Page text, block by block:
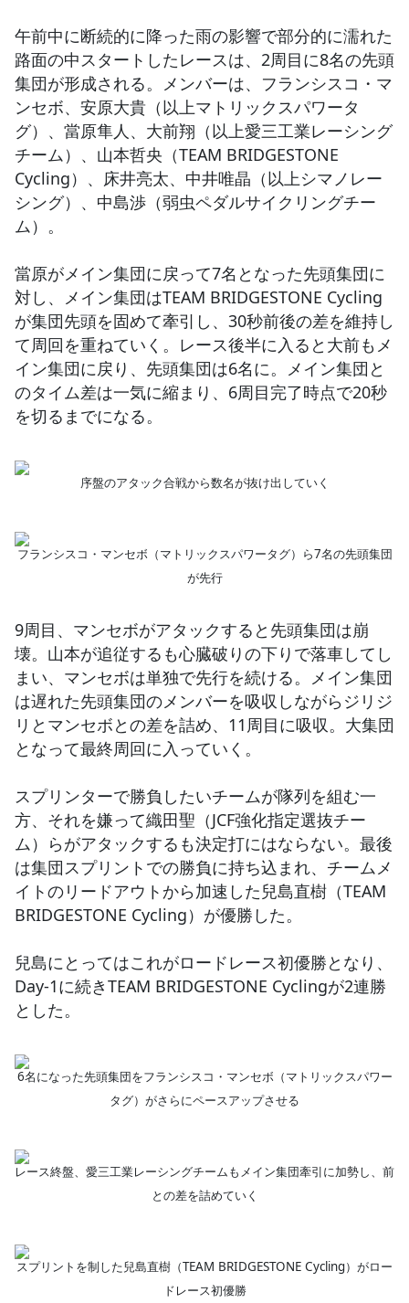
午前中に断続的に降った雨の影響で部分的に濡れた
路面の中スタートしたレースは、2周目に8名の先頭
集団が形成される。メンバーは、フランシスコ・マ
ンセボ、安原大貴（以上マトリックスパワータ
グ）、當原隼人、大前翔（以上愛三工業レーシング
チーム）、山本哲央（TEAM BRIDGESTONE
Cycling）、床井亮太、中井唯晶（以上シマノレー
シング）、中島渉（弱虫ペダルサイクリングチー
ム）。
當原がメイン集団に戻って7名となった先頭集団に
対し、メイン集団はTEAM BRIDGESTONE Cycling
が集団先頭を固めて牽引し、30秒前後の差を維持し
て周回を重ねていく。レース後半に入ると大前もメ
イン集団に戻り、先頭集団は6名に。メイン集団と
のタイム差は一気に縮まり、6周目完了時点で20秒
を切るまでになる。
序盤のアタック合戦から数名が抜け出していく
フランシスコ・マンセボ（マトリックスパワータグ）ら7名の先頭集団
が先行
9周目、マンセボがアタックすると先頭集団は崩
壊。山本が追従するも心臓破りの下りで落車してし
まい、マンセボは単独で先行を続ける。メイン集団
は遅れた先頭集団のメンバーを吸収しながらジリジ
リとマンセボとの差を詰め、11周目に吸収。大集団
となって最終周回に入っていく。
スプリンターで勝負したいチームが隊列を組む一
方、それを嫌って織田聖（JCF強化指定選抜チー
ム）らがアタックするも決定打にはならない。最後
は集団スプリントでの勝負に持ち込まれ、チームメ
イトのリードアウトから加速した兒島直樹（TEAM
BRIDGESTONE Cycling）が優勝した。
兒島にとってはこれがロードレース初優勝となり、
Day-1に続きTEAM BRIDGESTONE Cyclingが2連勝
とした。
6名になった先頭集団をフランシスコ・マンセボ（マトリックスパワー
タグ）がさらにペースアップさせる
レース終盤、愛三工業レーシングチームもメイン集団牽引に加勢し、前
との差を詰めていく
スプリントを制した兒島直樹（TEAM BRIDGESTONE Cycling）がロー
ドレース初優勝